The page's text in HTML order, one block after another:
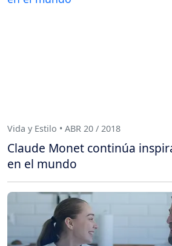
Vida y Estilo • ABR 20 / 2018
Claude Monet continúa
en el mundo